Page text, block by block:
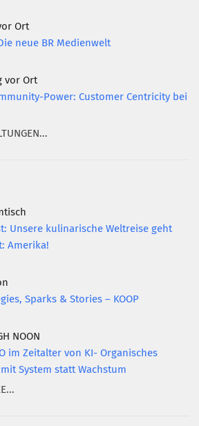
Ort
neue BR Medienwelt
vor Ort
Power: Customer Centricity bei
Unsere kulinarische Weltreise geht
Amerika!
Sparks & Stories – KOOP
NOON
im Zeitalter von KI- Organisches
System statt Wachstum